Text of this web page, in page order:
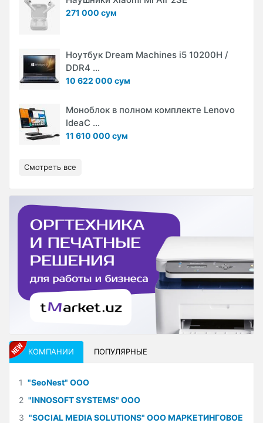
271 000 сум
Ноутбук Dream Machines i5 10200H /
DDR4 ...
10 622 000 сум
Моноблок в полном комплекте Lenovo
IdeaC ...
11 610 000 сум
Смотреть все
КОМПАНИИ ПОПУЛЯРНЫЕ
1 "SeoNest" ООО
2 "INNOSOFT SYSTEMS" ООО
3 "SOCIAL MEDIA SOLUTIONS" ООО МАРКЕТИНГОВОЕ